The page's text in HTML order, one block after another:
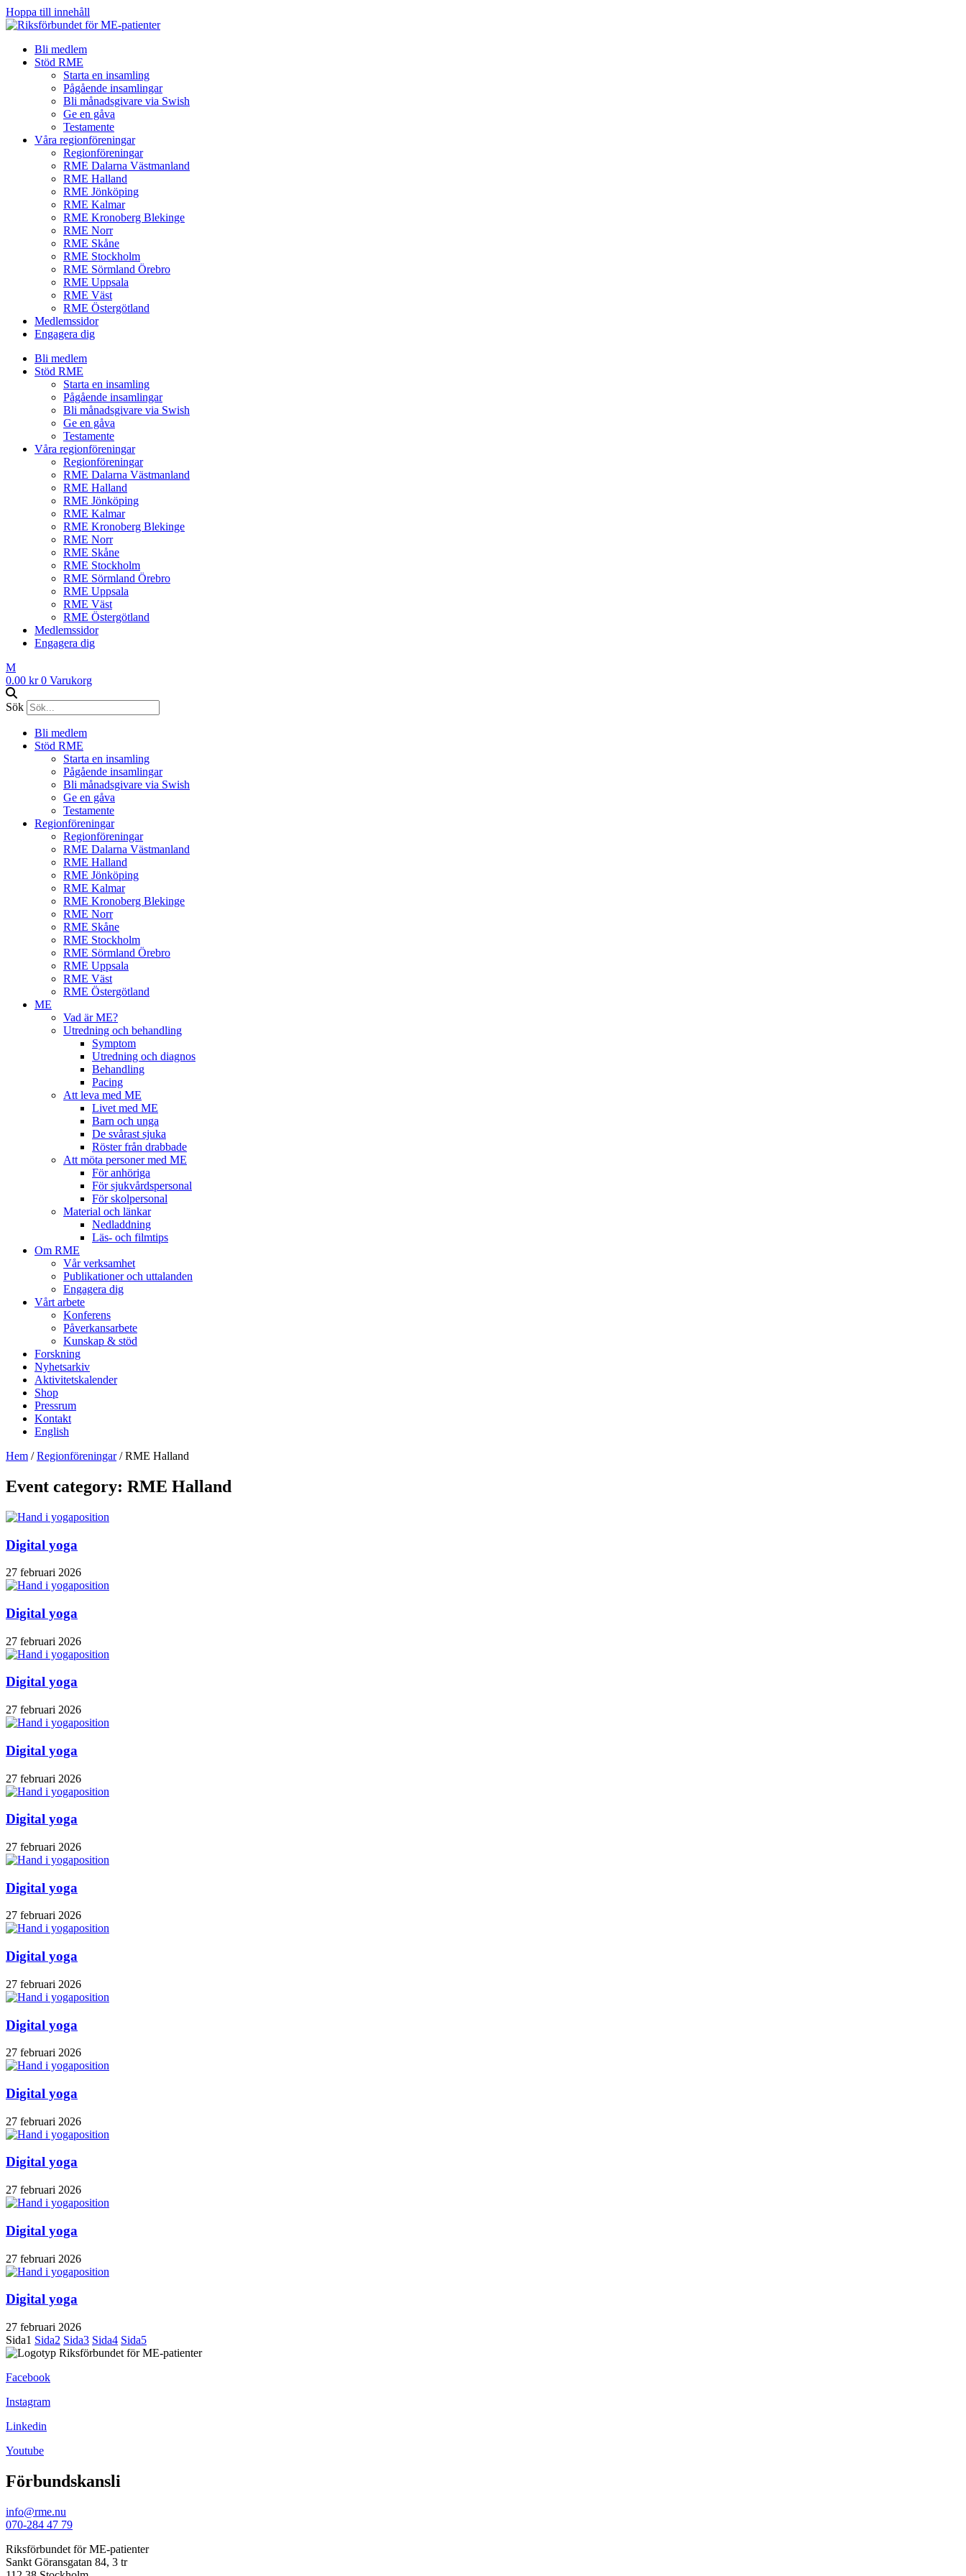
Hoppa till innehåll
Bli medlem
Stöd RME
Starta en insamling
Pågående insamlingar
Bli månadsgivare via Swish
Ge en gåva
Testamente
Våra regionföreningar
Regionföreningar
RME Dalarna Västmanland
RME Halland
RME Jönköping
RME Kalmar
RME Kronoberg Blekinge
RME Norr
RME Skåne
RME Stockholm
RME Sörmland Örebro
RME Uppsala
RME Väst
RME Östergötland
Medlemssidor
Engagera dig
Bli medlem
Stöd RME
Starta en insamling
Pågående insamlingar
Bli månadsgivare via Swish
Ge en gåva
Testamente
Våra regionföreningar
Regionföreningar
RME Dalarna Västmanland
RME Halland
RME Jönköping
RME Kalmar
RME Kronoberg Blekinge
RME Norr
RME Skåne
RME Stockholm
RME Sörmland Örebro
RME Uppsala
RME Väst
RME Östergötland
Medlemssidor
Engagera dig
M
0.00 kr 0 Varukorg
Sök
Bli medlem
Stöd RME
Starta en insamling
Pågående insamlingar
Bli månadsgivare via Swish
Ge en gåva
Testamente
Regionföreningar
Regionföreningar
RME Dalarna Västmanland
RME Halland
RME Jönköping
RME Kalmar
RME Kronoberg Blekinge
RME Norr
RME Skåne
RME Stockholm
RME Sörmland Örebro
RME Uppsala
RME Väst
RME Östergötland
ME
Vad är ME?
Utredning och behandling
Symptom
Utredning och diagnos
Behandling
Pacing
Att leva med ME
Livet med ME
Barn och unga
De svårast sjuka
Röster från drabbade
Att möta personer med ME
För anhöriga
För sjukvårdspersonal
För skolpersonal
Material och länkar
Nedladdning
Läs- och filmtips
Om RME
Vår verksamhet
Publikationer och uttalanden
Engagera dig
Vårt arbete
Konferens
Påverkansarbete
Kunskap & stöd
Forskning
Nyhetsarkiv
Aktivitetskalender
Shop
Pressrum
Kontakt
English
Hem /Regionföreningar/RME Halland
Event category: RME Halland
Digital yoga
27 februari 2026
Digital yoga
27 februari 2026
Digital yoga
27 februari 2026
Digital yoga
27 februari 2026
Digital yoga
27 februari 2026
Digital yoga
27 februari 2026
Digital yoga
27 februari 2026
Digital yoga
27 februari 2026
Digital yoga
27 februari 2026
Digital yoga
27 februari 2026
Digital yoga
27 februari 2026
Digital yoga
27 februari 2026
Sida1 Sida2 Sida3 Sida4 Sida5
Facebook
Instagram
Linkedin
Youtube
Förbundskansli
info@rme.nu
070-284 47 79
Riksförbundet för ME-patienter
Sankt Göransgatan 84, 3 tr